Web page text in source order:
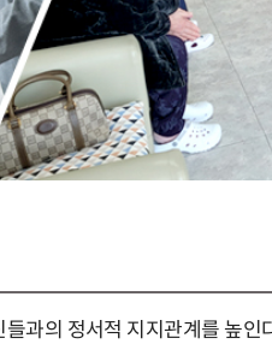
과의 정서적 지지관계를 높인